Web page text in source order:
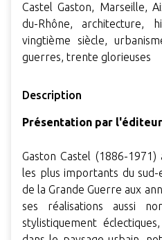
Castel Gaston, Marseille,
du-Rhône, architecture,
vingtième siècle,
guerres, trente glorieuses
Description
Présentation par
Gaston Castel (1886-
les plus importants du
de la Grande Guerre aux
ses réalisations aussi
stylistiquement